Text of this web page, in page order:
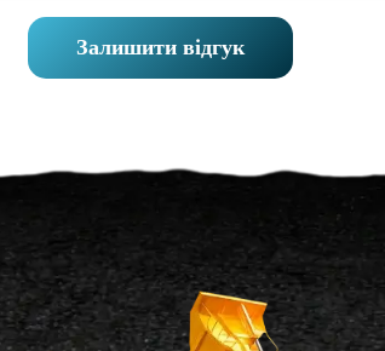
Залишити відгук